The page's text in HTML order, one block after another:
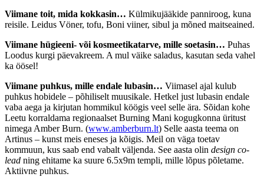
Viimane toit, mida kokkasin… Külmikujääkide panniroog, kuna
reisile. Leidus Vöner, tofu, Boni viiner, sibul ja mõned maitseained.
Viimane hügieeni- või kosmeetikatarve, mille soetasin… Puhas
Loodus kurgi päevakreem. A mul väike saladus, kasutan seda vahel
ka öösel!
Viimane puhkus, mille endale lubasin… Viimasel ajal kulub
puhkus hobidele – põhiliselt muusikale. Hetkel just lubasin endale
vaba aega ja kirjutan hommikul köögis veel selle ära. Sõidan kohe
Leetu korraldama regionaalset Burning Mani kogugkonna üritust
nimega Amber Burn. (www.amberburn.lt) Selle aasta teema on
Artinus – kunst meis eneses ja kõigis. Meil on väga toetav
kommuun, kus saab end vabalt väljenda. See aasta olin design co-
lead ning ehitame ka suure 6.5x9m templi, mille lõpus põletame.
Aktiivne puhkus.